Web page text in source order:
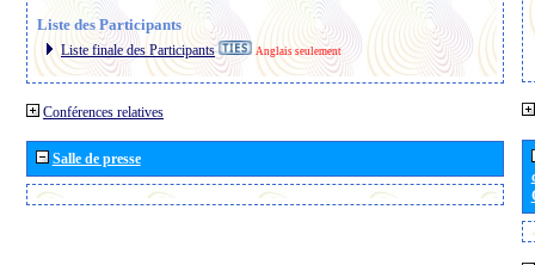
Liste des Participants
Liste finale des Participants Anglais seulement
Conférences relatives
Salle de presse